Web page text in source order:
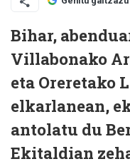
Bihar,
Villabonako
eta Oreretako
elkarlanean,
antolatu du
Ekitaldian